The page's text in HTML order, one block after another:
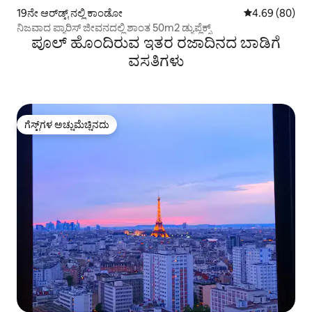
19ನೇ ಆರ್‌ಡ್ಟ್ ನಲ್ಲಿ ಕಾಂಡೋ 5 ರಲ್ಲಿ 4.69
4.69 (80)
ನಿಜವಾದ ಪ್ಯಾರಿಸ್ ಜೀವನದಲ್ಲಿ ಶಾಂತ 50m2 ಡ್ಯುಪ್ಲೆಕ್ಸ್
ಪೂಲ್‌ ಹೊಂದಿರುವ ಇತರ ರಜಾದಿನದ ಬಾಡಿಗೆ
ವಸತಿಗಳು
ಗೆಸ್ಟ್‌ಗಳ ಅಚ್ಚುಮೆಚ್ಚಿನದು
ಗೆಸ್ಟ್‌ಗಳ ಅಚ್ಚುಮೆಚ್ಚಿನದು